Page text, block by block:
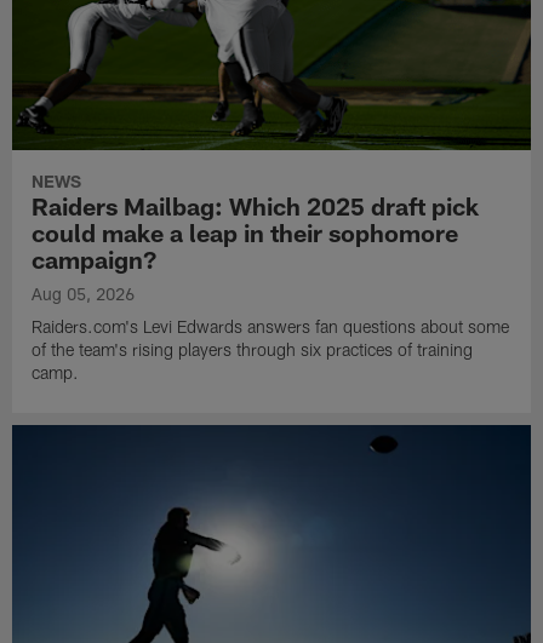
NEWS
Raiders Mailbag: Which 2025 draft pick
could make a leap in their sophomore
campaign?
Aug 05, 2026
Raiders.com's Levi Edwards answers fan questions about some
of the team's rising players through six practices of training
camp.